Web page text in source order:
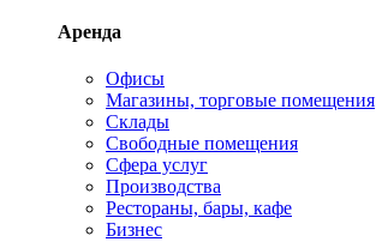
Аренда
Офисы
Магазины, торговые помещения
Склады
Свободные помещения
Сфера услуг
Производства
Рестораны, бары, кафе
Бизнес